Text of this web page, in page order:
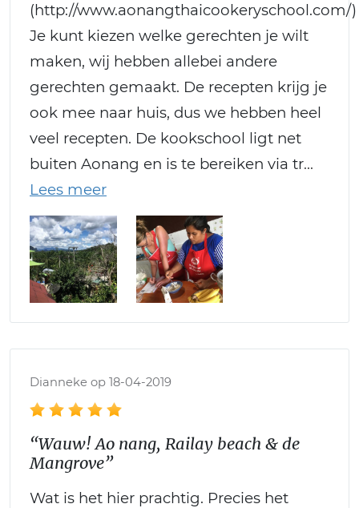
(http://www.aonangthaicookeryschool.com/)
Je kunt kiezen welke gerechten je wilt
maken, wij hebben allebei andere
gerechten gemaakt. De recepten krijg je
ook mee naar huis, dus we hebben heel
veel recepten. De kookschool ligt net
buiten Aonang en is te bereiken via tr
Dianneke op 18-04-2019
“Wauw! Ao nang, Railay beach & de
Mangrove”
Wat is het hier prachtig. Precies het